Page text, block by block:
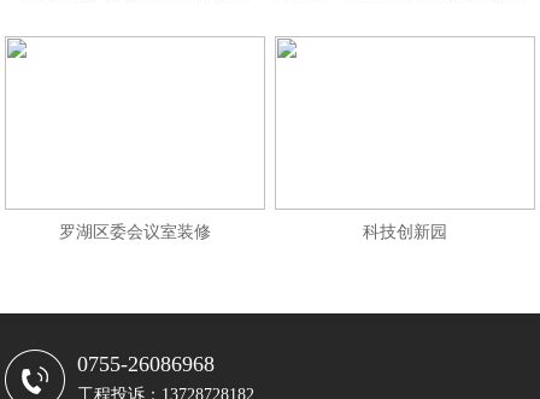
罗湖区委会议室装修 科技创新园
0755-26086968
工程投诉：13728728182